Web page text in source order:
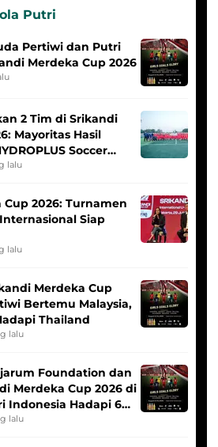
Putri
Pertiwi dan Putri
Merdeka Cup 2026
2 Tim di Srikandi
Mayoritas Hasil
Soccer
lalu
2026: Turnamen
Siap
lalu
Merdeka Cup
Bertemu Malaysia,
Thailand
lalu
Foundation dan
Merdeka Cup 2026 di
Indonesia Hadapi 6
lalu